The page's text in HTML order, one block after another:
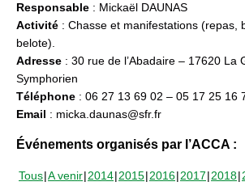
Responsable : Mickaël DAUNAS
Activité : Chasse et manifestations (repas,
belote).
Adresse : 30 rue de l’Abadaire – 17620 La
Symphorien
Téléphone : 06 27 13 69 02 – 05 17 25 16
Email : micka.daunas@sfr.fr
Événements organisés par l’ACCA :
Tous A venir 2014 2015 2016 2017 2018